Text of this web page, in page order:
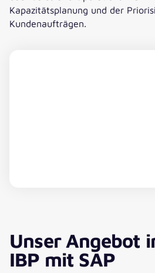
Kapazitätsplanung und der
Kundenaufträgen.
Dieser Inhalt wird von einem
Durch das Anzeigen der
akzeptieren Sie die
Unser Angebot
IBP mit SAP